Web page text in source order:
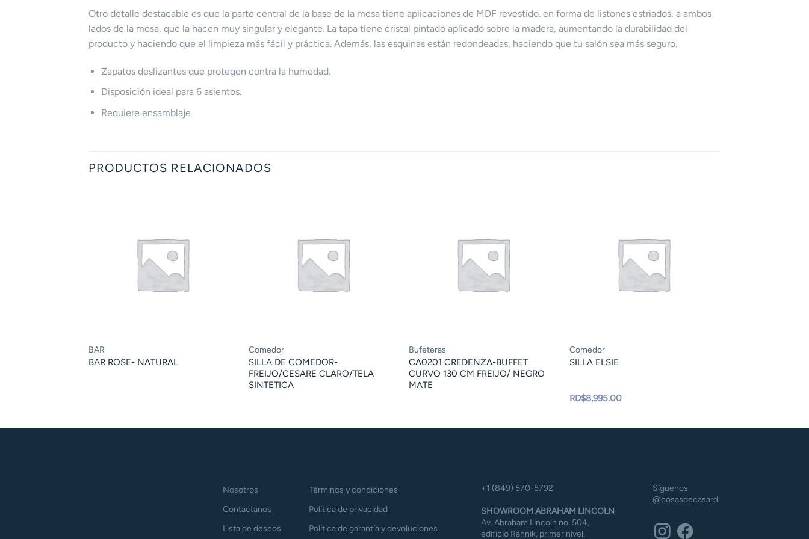
Otro detalle destacable es que la parte central de la base de la mesa tiene aplicaciones de MDF revestido. en forma de listones estriados, a ambos
lados de la mesa, que la hacen muy singular y elegante. La tapa tiene cristal pintado aplicado sobre la madera, aumentando la durabilidad del
producto y haciendo que el limpieza más fácil y práctica. Además, las esquinas están redondeadas, haciendo que tu salón sea más seguro.
Zapatos deslizantes que protegen contra la humedad.
Disposición ideal para 6 asientos.
Requiere ensamblaje
PRODUCTOS RELACIONADOS
BAR
BAR ROSE- NATURAL
Comedor
SILLA DE COMEDOR-
FREIJO/CESARE CLARO/TELA
SINTETICA
Bufeteras
CA0201 CREDENZA-BUFFET
CURVO 130 CM FREIJO/ NEGRO
MATE
Comedor
SILLA ELSIE
RD$8,995.00
Nosotros
Contáctanos
Lista de deseos
Términos y condiciones
Política de privacidad
Política de garantía y devoluciones
+1 (849) 570-5792
SHOWROOM ABRAHAM LINCOLN
Av. Abraham Lincoln no. 504,
edificio Rannik, primer nivel,
Síguenos
@cosasdecasard